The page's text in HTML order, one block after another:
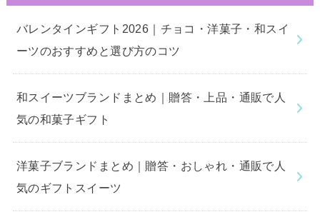
バレンタインギフト2026｜チョコ・洋菓子・和スイ
ーツのおすすめと選び方のコツ
和スイーツブランドまとめ｜贈答・上品・通販で人
気の和菓子ギフト
洋菓子ブランドまとめ｜贈答・おしゃれ・通販で人
気のギフトスイーツ